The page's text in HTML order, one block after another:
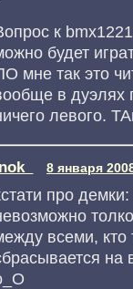
к
будет
мне так это
в дуэлях
левого.
8 января
про
всеми,
на